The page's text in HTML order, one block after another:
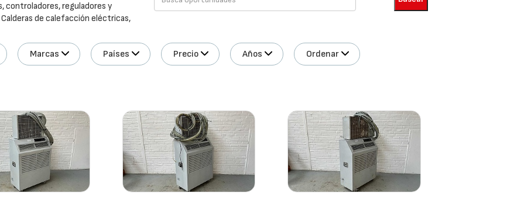
controladores, reguladores y
de calefacción eléctricas,
Marcas Países Precio Años Ordenar